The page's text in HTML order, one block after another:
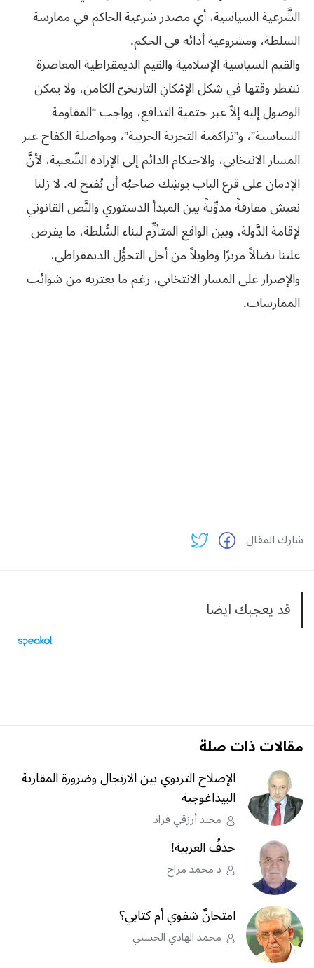
الشَّرعية السياسية، أي مصدر شرعية الحاكم في ممارسة
السلطة، ومشروعية أدائه في الحكم.
والقيم السياسية الإسلامية والقيم الديمقراطية المعاصرة
تنتظر وقتها في شكل الإمْكانِ التاريخيّ الكامن، ولا يمكن
الوصول إليه إلاّ عبر حتمية التدافع، وواجب “المقاومة
السياسية”، و”تراكمية التجربة الحزبية”، ومواصلة الكفاح عبر
المسار الانتخابي، والاحتكام الدائم إلى الإرادة الشّعبية، لأنَّ
الإدمان على قرع الباب يوشِك صاحبُه أن يُفتح له. لا زلنا
نعيش مفارقةً مدوِّيةً بين المبدأ الدستوري والنَّص القانوني
لإقامة الدَّولة، وبين الواقع المتأزِّم لبناء السُّلطة، ما يفرض
علينا نضالاً مريرًا وطويلاً من أجل التحوُّل الديمقراطي،
والإصرار على المسار الانتخابي، رغم ما يعتريه من شوائب
الممارسات.
شارك المقال
قد يعجبك ايضا
مقالات ذات صلة
الإصلاح التربوي بين الارتجال وضرورة المقاربة
البيداغوجية
محند أرزقي فراد
حذفُ العربية!
د محمد مراح
امتحانٌ شفوي أم كتابي؟
محمد الهادي الحسني